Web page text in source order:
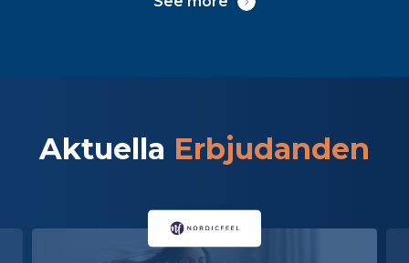
Aktuella Erbjudanden